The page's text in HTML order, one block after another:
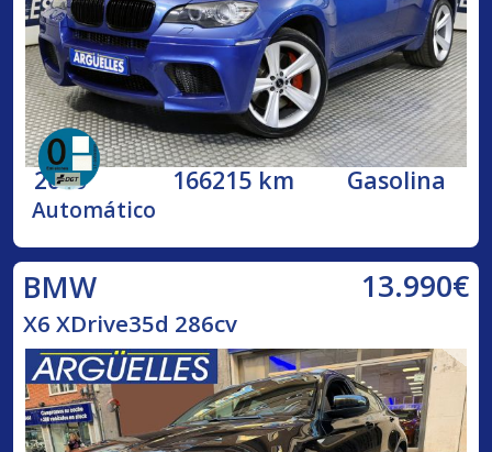
2010 166215 km Gasolina
Automático
BMW 13.990€
X6 XDrive35d 286cv